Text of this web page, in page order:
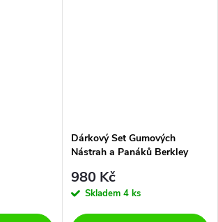
Dárkový Set Gumových
Nástrah a Panáků Berkley
980 Kč
Skladem 4 ks